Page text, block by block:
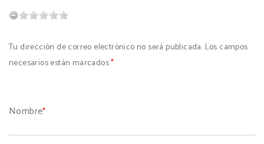
Tu dirección de correo electrónico no será publicada. Los campos
necesarios están marcados*
Nombre*